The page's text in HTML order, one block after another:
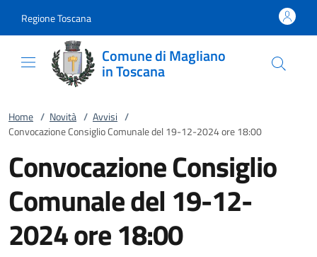
Regione Toscana
Comune di Magliano
in Toscana
Home / Novità / Avvisi /
Convocazione Consiglio Comunale del 19-12-2024 ore 18:00
Convocazione Consiglio
Comunale del 19-12-
2024 ore 18:00